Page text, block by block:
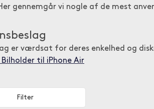
gennemgår vi nogle af de mest
er værdsat for deres enkelhed og
til iPhone Air
Filter